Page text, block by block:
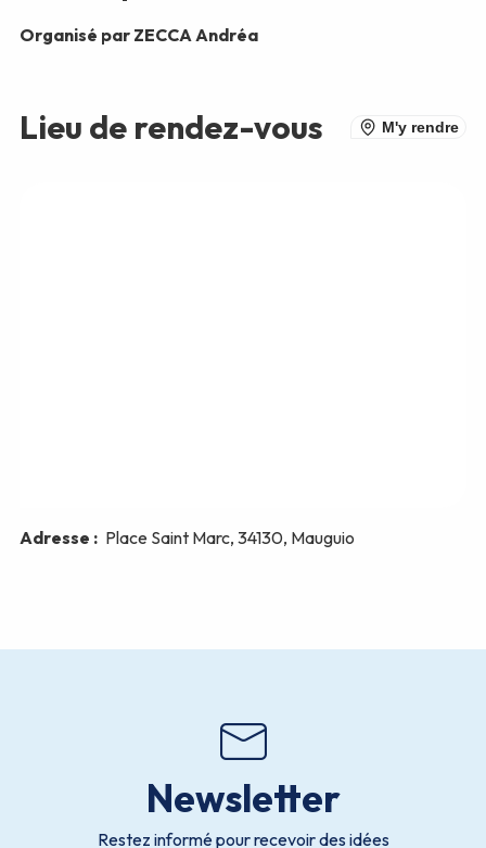
Newsletter
Restez informé pour recevoir des idées